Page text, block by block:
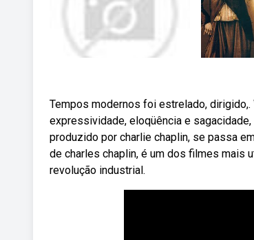
Tempos modernos foi estrelado,
expressividade, eloqüência e
produzido por charlie chaplin, se passa
de charles chaplin, é um dos filmes
revolução industrial.